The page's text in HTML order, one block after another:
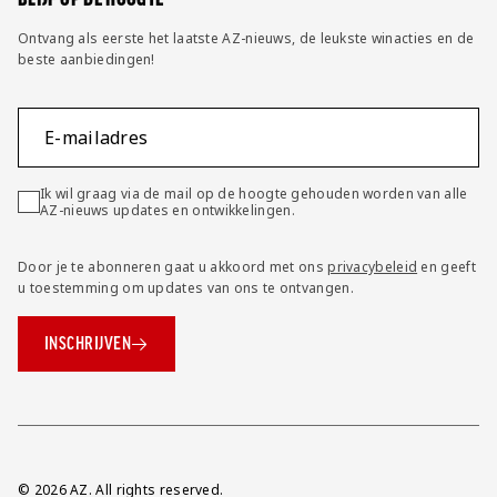
Ontvang als eerste het laatste AZ-nieuws, de leukste winacties en de
beste aanbiedingen!
E-mailadres
Ik wil graag via de mail op de hoogte gehouden worden van alle
AZ-nieuws updates en ontwikkelingen.
Door je te abonneren gaat u akkoord met onsprivacybeleid en geeft
u toestemming om updates van ons te ontvangen.
INSCHRIJVEN
© 2026 AZ. All rights reserved.